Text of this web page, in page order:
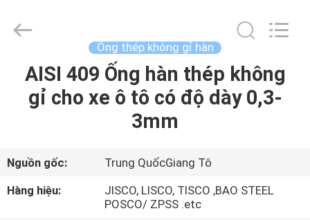
TRANG
CHỦ
SẢN
PHẨM
STEEL
INDUSTRIAL
Reserved.
Ống thép không gỉ hàn
AISI 409 Ống hàn thép không
gỉ cho xe ô tô có độ dày 0,3-
3mm
Nguồn gốc:
Trung QuốcGiang Tô
Hàng hiệu:
JISCO, LISCO, TISCO ,BAO STEEL
POSCO/ ZPSS .etc